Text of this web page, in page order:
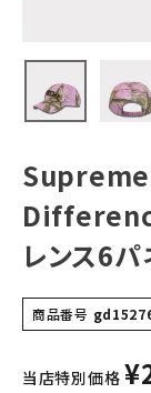
Tシャツ・ロン
パーカー・トレ
キャップ・ハット
ニット帽・ビ
その他バッグ
スニーカー・
Supreme
レンス6パ
商品番号
当店特別価格 ¥